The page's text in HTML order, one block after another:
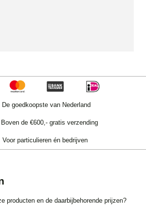
De goedkoopste van Nederland
Boven de €600,- gratis verzending
Voor particulieren én bedrijven
producten en de daarbijbehorende prijzen?